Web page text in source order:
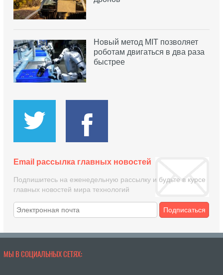
Новый метод MIT позволяет
роботам двигаться в два раза
быстрее
Email рассылка главных новостей
Подпишитесь на еженедельную рассылку и будьте в курсе
главных новостей мира технологий
Подписаться
МЫ В СОЦИАЛЬНЫХ СЕТЯХ: